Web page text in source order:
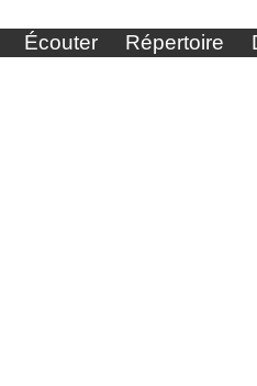
Écouter Répertoire